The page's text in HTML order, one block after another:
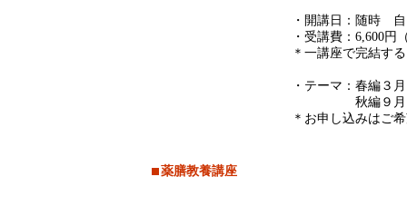
・開講日：随時
・受講費：6,600円
＊一講座で完結す
・テーマ：春編
秋編９月～
＊お申し込みはご
薬膳教養講座